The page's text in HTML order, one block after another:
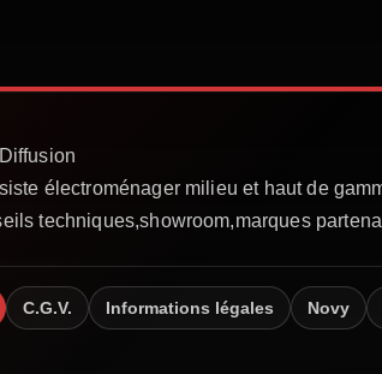
C.G.V. Informations légales Novy